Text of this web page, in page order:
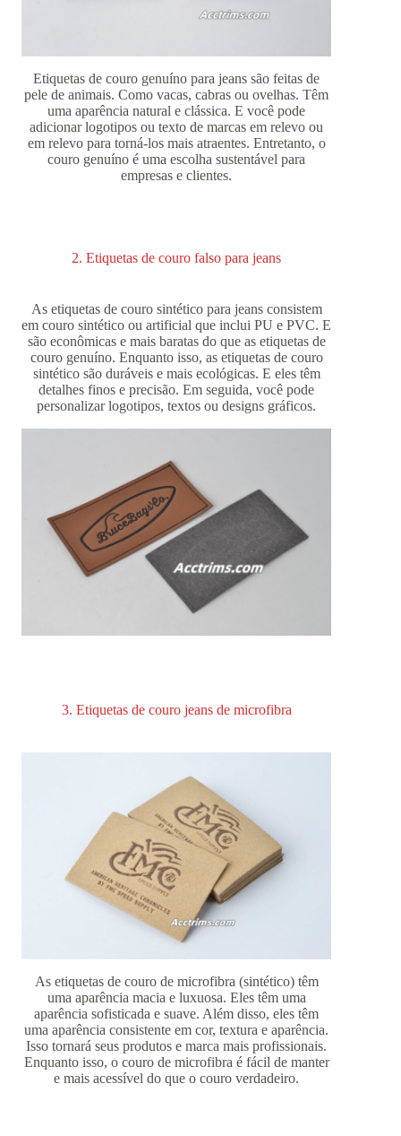
Etiquetas de couro genuíno para jeans são feitas de
pele de animais. Como vacas, cabras ou ovelhas. Têm
uma aparência natural e clássica. E você pode
adicionar logotipos ou texto de marcas em relevo ou
em relevo para torná-los mais atraentes. Entretanto, o
couro genuíno é uma escolha sustentável para
empresas e clientes.
2. Etiquetas de couro falso para jeans
As etiquetas de couro sintético para jeans consistem
em couro sintético ou artificial que inclui PU e PVC. E
são econômicas e mais baratas do que as etiquetas de
couro genuíno. Enquanto isso, as etiquetas de couro
sintético são duráveis ​​e mais ecológicas. E eles têm
detalhes finos e precisão. Em seguida, você pode
personalizar logotipos, textos ou designs gráficos.
3. Etiquetas de couro jeans de microfibra
As etiquetas de couro de microfibra (sintético) têm
uma aparência macia e luxuosa. Eles têm uma
aparência sofisticada e suave. Além disso, eles têm
uma aparência consistente em cor, textura e aparência.
Isso tornará seus produtos e marca mais profissionais.
Enquanto isso, o couro de microfibra é fácil de manter
e mais acessível do que o couro verdadeiro.